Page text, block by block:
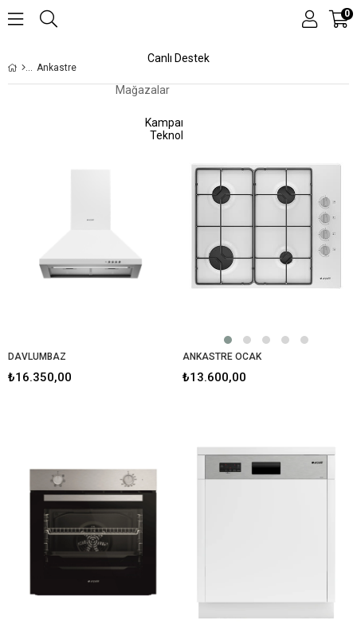
Canlı Destek
Mağazalar
Kampanyalar
Teknolojiler
0
Ankastre
DAVLUMBAZ
₺16.350,00
ANKASTRE OCAK
₺13.600,00